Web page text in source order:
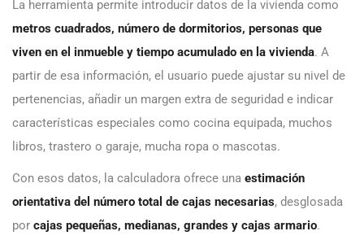
La herramienta permite introducir datos de la vivienda como
metros cuadrados, número de dormitorios, personas que
viven en el inmueble y tiempo acumulado en la vivienda. A
partir de esa información, el usuario puede ajustar su nivel de
pertenencias, añadir un margen extra de seguridad e indicar
características especiales como cocina equipada, muchos
libros, trastero o garaje, mucha ropa o mascotas.
Con esos datos, la calculadora ofrece una estimación
orientativa del número total de cajas necesarias, desglosada
por cajas pequeñas, medianas, grandes y cajas armario.